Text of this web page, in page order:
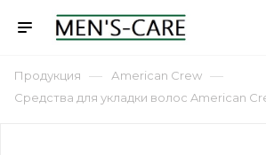
Продукция — Аmerican Сrew —
Средства для укладки волос American